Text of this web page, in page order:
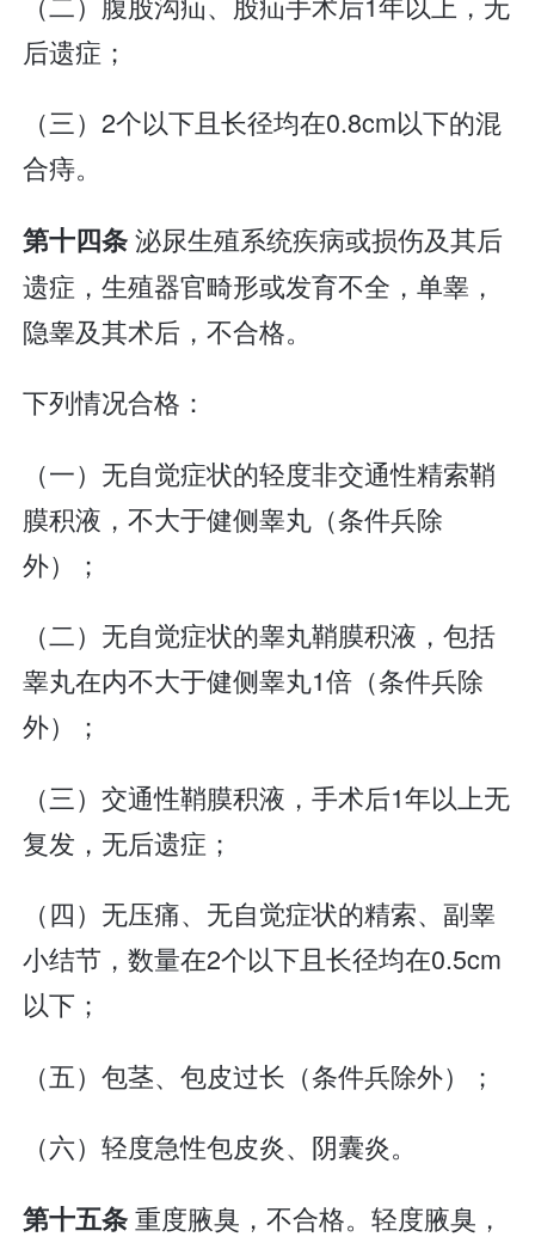
后遗症；
（三）2个以下且长径均在0.8cm以下的混
合痔。
第十四条泌尿生殖系统疾病或损伤及其后
遗症，生殖器官畸形或发育不全，单睾，
隐睾及其术后，不合格。
下列情况合格：
（一）无自觉症状的轻度非交通性精索鞘
膜积液，不大于健侧睾丸（条件兵除
外）；
（二）无自觉症状的睾丸鞘膜积液，包括
睾丸在内不大于健侧睾丸1倍（条件兵除
外）；
（三）交通性鞘膜积液，手术后1年以上无
复发，无后遗症；
（四）无压痛、无自觉症状的精索、副睾
小结节，数量在2个以下且长径均在0.5cm
以下；
（五）包茎、包皮过长（条件兵除外）；
（六）轻度急性包皮炎、阴囊炎。
第十五条重度腋臭，不合格。轻度腋臭，